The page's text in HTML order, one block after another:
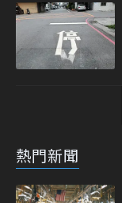
熱門新聞